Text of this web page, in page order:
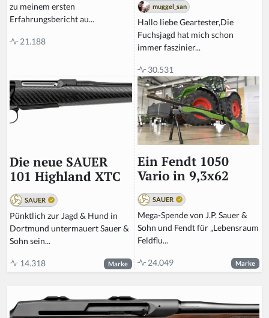
zu meinem ersten
Erfahrungsbericht au...
21.188
muggel_san
Hallo liebe Geartester,Die
Fuchsjagd hat mich schon
immer faszinier...
30.531
Die neue SAUER
101 Highland XTC
SAUER
Pünktlich zur Jagd & Hund in
Dortmund untermauert Sauer &
Sohn sein...
14.318 Marke
Ein Fendt 1050
Vario in 9,3x62
SAUER
Mega-Spende von J.P. Sauer &
Sohn und Fendt für „Lebensraum
Feldflu...
24.049 Marke